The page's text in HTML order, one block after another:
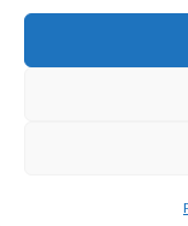
31500
© 1991-